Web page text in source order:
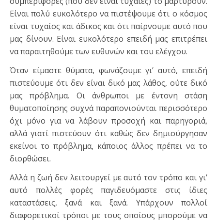
Είναι πολύ ευκολότερο να πιστέψουμε ότι ο κόσμος
είναι τυχαίος και άδικος και ότι παίρνουμε αυτό που
μας δίνουν. Είναι ευκολότερο επειδή μας επιτρέπει
να παραιτηθούμε των ευθυνών και του ελέγχου.
Όταν είμαστε θύματα, φωνάζουμε γι’ αυτό, επειδή
πιστεύουμε ότι δεν είναι δικό μας λάθος, ούτε δικό
μας πρόβλημα. Οι άνθρωποι με έντονη στάση
θυματοποίησης συχνά παραπονιούνται περισσότερο
όχι μόνο για να λάβουν προσοχή και παρηγοριά,
αλλά γιατί πιστεύουν ότι καθώς δεν δημιούργησαν
εκείνοι το πρόβλημα, κάποιος άλλος πρέπει να το
διορθώσει.
Αλλά η ζωή δεν λειτουργεί με αυτό τον τρόπο και γι’
αυτό πολλές φορές παγιδευόμαστε στις ίδιες
καταστάσεις, ξανά και ξανά. Υπάρχουν πολλοί
διαφορετικοί τρόποι με τους οποίους μπορούμε να